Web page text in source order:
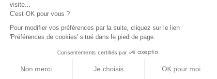
visite...
C'est OK pour vous ?
Pour modifier vos préférences par la suite, cliquez sur le lien
'Préférences de cookies' situé dans le pied de page.
Consentements certifiés par
Non merci Je choisis OK pour moi
Trouver mon Concepteur